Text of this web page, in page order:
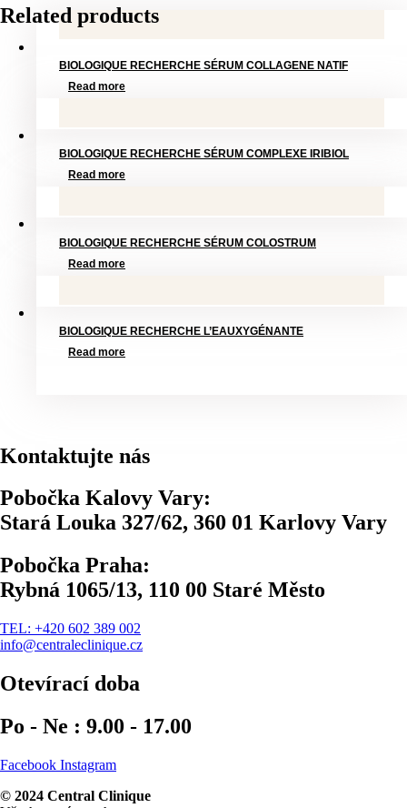
Related products
BIOLOGIQUE RECHERCHE SÉRUM COLLAGENE NATIF
Read more
BIOLOGIQUE RECHERCHE SÉRUM COMPLEXE IRIBIOL
Read more
BIOLOGIQUE RECHERCHE SÉRUM COLOSTRUM
Read more
BIOLOGIQUE RECHERCHE L’EAUXYGÉNANTE
Read more
Kontaktujte nás
Pobočka Kalovy Vary:
Stará Louka 327/62, 360 01 Karlovy Vary
Pobočka Praha:
Rybná 1065/13, 110 00 Staré Město
TEL: +420 602 389 002
info@centraleclinique.cz
Otevírací doba
Po - Ne : 9.00 - 17.00
Facebook Instagram
© 2024 Central Clinique